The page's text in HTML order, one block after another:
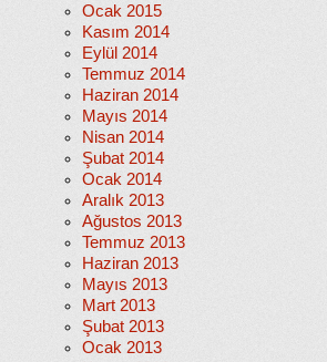
Ocak 2015
Kasım 2014
Eylül 2014
Temmuz 2014
Haziran 2014
Mayıs 2014
Nisan 2014
Şubat 2014
Ocak 2014
Aralık 2013
Ağustos 2013
Temmuz 2013
Haziran 2013
Mayıs 2013
Mart 2013
Şubat 2013
Ocak 2013